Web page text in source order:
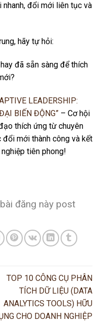
đổi mới liên tục và
hãy tự hỏi:
đã sẵn sàng để thích
LEADERSHIP:
BIẾN ĐỘNG” – Cơ hội
thích ứng từ chuyên
đổi mới thành công và kết
tiên phong!
đăng này post
TOP 10 CÔNG CỤ PHÂN
TÍCH DỮ LIỆU (DATA
ANALYTICS TOOLS) HỮU
CHO DOANH NGHIỆP